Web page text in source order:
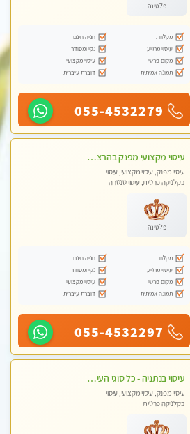
פלטינה
מקלחת
חניה חינם
עיסוי מרגיע
נקי ומסודר
מקום פרטי
עיסוי מקצועי
תמונה אמיתית
דוברת עיברית
055-4532279
עיסוי מקצועי מפנק בהרצליה-מומלץ !!אירוח ברמה אחרת ...כולל שתיה חמה/קרה + בקבוק מים
עיסוי מפנק, עיסוי מקצועי, עיסוי
בקלניקה פרטית, עיסוי טנטרה
פלטינה
מקלחת
חניה חינם
עיסוי מרגיע
נקי ומסודר
מקום פרטי
עיסוי מקצועי
תמונה אמיתית
דוברת עיברית
055-4532297
עיסוי בנתניה - כל סוגי העיסויים מעסה מקצועית ואיכותית פרטי!!!מומלץ לחלוטין!!!!
עיסוי מפנק, עיסוי מקצועי, עיסוי
בקלניקה פרטית